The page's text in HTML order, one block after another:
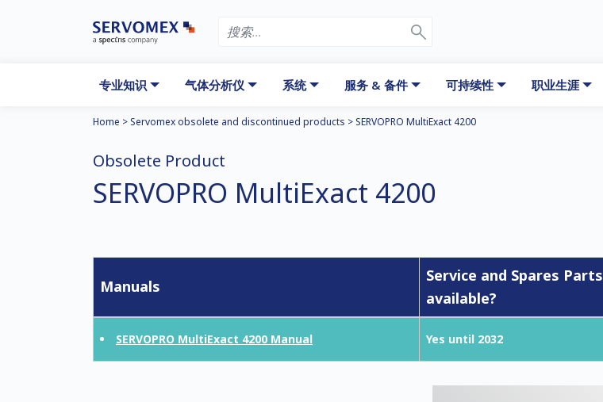
专业知识 气体分析仪 系统 服务 & 备件 可持续性 职业生涯
Home > Servomex obsolete and discontinued products > SERVOPRO MultiExact 4200
Obsolete Product
SERVOPRO MultiExact 4200
Manuals
Service and Spares Parts
available?
SERVOPRO MultiExact 4200 Manual Yes until 2032